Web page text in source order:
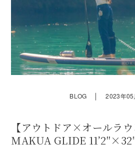
BLOG ｜ 2023年05
【アウトドア×オールラ
MAKUA GLIDE